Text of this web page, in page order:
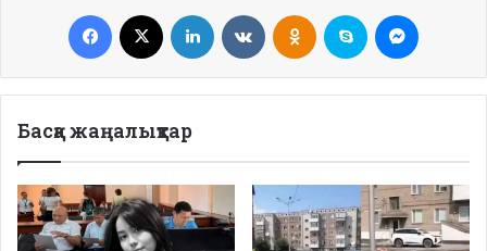
Facebook LinkedIn VKontakteOdnoklassniki
Skype
Басқа жаңалықтар